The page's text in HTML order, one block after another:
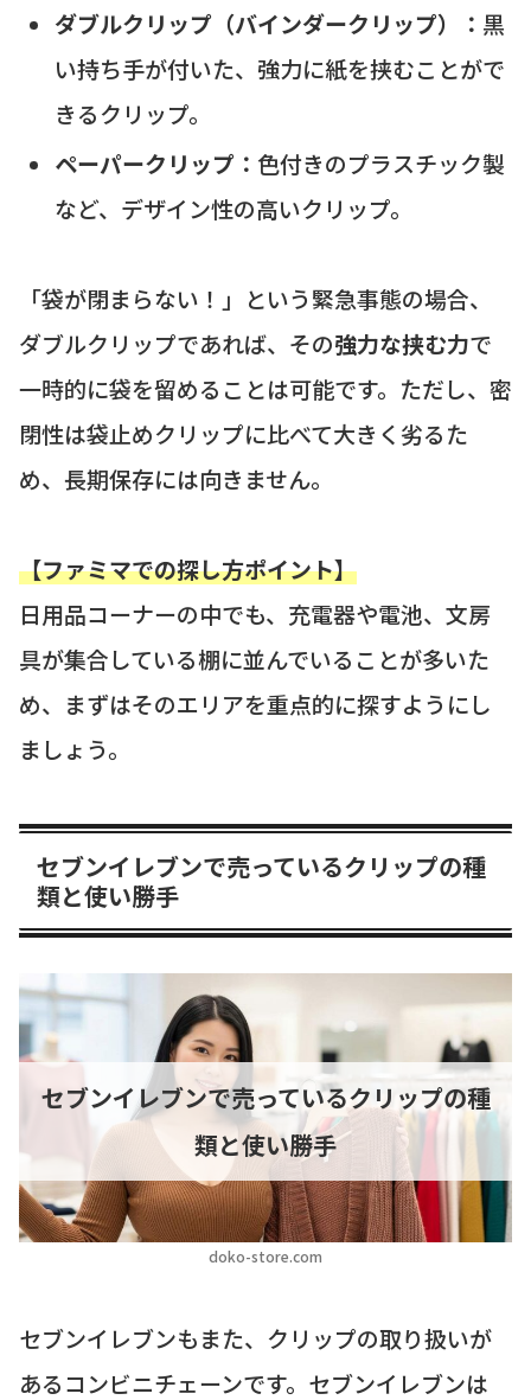
ダブルクリップ（バインダークリップ）： 黒
い持ち手が付いた、強力に紙を挟むことがで
きるクリップ。
ペーパークリップ： 色付きのプラスチック製
など、デザイン性の高いクリップ。
「袋が閉まらない！」という緊急事態の場合、
ダブルクリップであれば、その強力な挟む力で
一時的に袋を留めることは可能です。ただし、密
閉性は袋止めクリップに比べて大きく劣るた
め、長期保存には向きません。
【ファミマでの探し方ポイント】
日用品コーナーの中でも、充電器や電池、文房
具が集合している棚に並んでいることが多いた
め、まずはそのエリアを重点的に探すようにし
ましょう。
セブンイレブンで売っているクリップの種
類と使い勝手
doko-store.com
セブンイレブンで売っているクリップの種
類と使い勝手
セブンイレブンもまた、クリップの取り扱いが
あるコンビニチェーンです。セブンイレブンは